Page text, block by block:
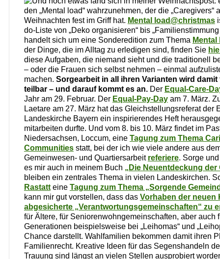
den „Mental load“ wahrzunehmen, der die „Caregivers“
Weihnachten fest im Griff hat. Mental load@christmas
do-Liste von „Deko organisieren“ bis
handelt sich um eine Sonderedition zum Thema Mental
der Dinge, die im Alltag zu erledigen sind, finden Sie
diese Aufgaben, die niemand sieht und die traditionell
– oder die Frauen sich selbst nehmen – einmal
machen. Sorgearbeit in all ihren Varianten wird
teilbar – und darauf kommt es an.Der Equal-Care-
Jahr am 29. Februar. Der Equal-Pay-Dayam 7. März.
Laetare am 27. März hat das Gleichstellungsreferat der
Landeskirche Bayern ein inspirierendes Heft
mitarbeiten durfte. Und vom 8. bis 10. März findet im
Niedersachsen, Loccum, eine Tagung zum Thema
Communitiesstatt, bei der ich wie viele andere aus
Gemeinwesen- und Quartiersarbeit referiere. Sorge
es mir auch in meinem Buch „Die Neuentdeckung der
bleiben ein zentrales Thema in vielen Landeskirchen.
Rastatteine Tagung zum Thema „Sorgende
kann mir gut vorstellen, dass das Vorhaben der neuen
abgesicherte „Verantwortungsgemeinschaften“ zu
für Ältere, für Seniorenwohngemeinschaften, aber auch
Generationen beispielsweise bei „Leihomas“ und
Chance darstellt. Wahlfamilien bekommen damit ihren
Familienrecht. Kreative Ideen für das Segenshandeln
Trauung sind längst an vielen Stellen ausprobiert